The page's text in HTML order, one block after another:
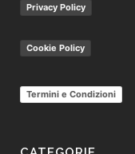
Privacy Policy
Cookie Policy
Termini e Condizioni